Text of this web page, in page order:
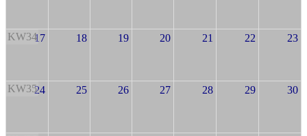
KW3417 18 19 20 21 22 23
KW3524 25 26 27 28 29 30